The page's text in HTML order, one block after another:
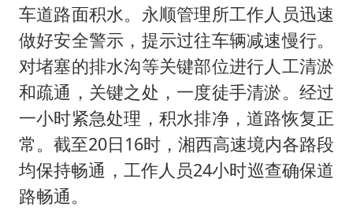
车道路面积水。永顺管理所工作人员迅速
做好安全警示，提示过往车辆减速慢行。
对堵塞的排水沟等关键部位进行人工清淤
和疏通，关键之处，一度徒手清淤。经过
一小时紧急处理，积水排净，道路恢复正
常。截至20日16时，湘西高速境内各路段
均保持畅通，工作人员24小时巡查确保道
路畅通。